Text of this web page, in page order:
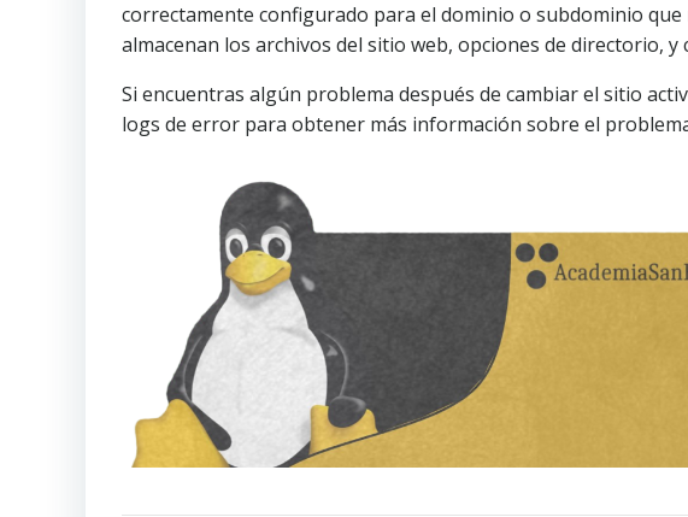
correctamente configurado para el dominio o subdominio
almacenan los archivos del sitio web, opciones de directorio,
Si encuentras algún problema después de cambiar el sitio
logs de error para obtener más información sobre el